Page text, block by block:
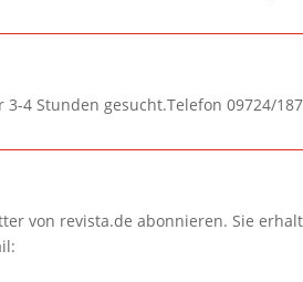
4 Stunden gesucht.Telefon 09724/
von revista.de abonnieren. Sie